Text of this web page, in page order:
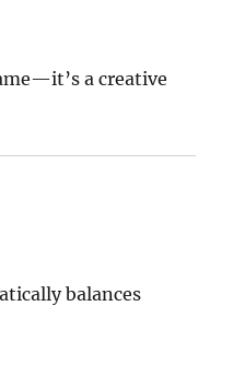
a creative
balances